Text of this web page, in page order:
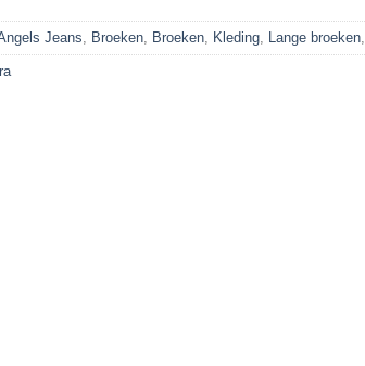
Jeans, Broeken, Broeken, Kleding, Lange broeken,